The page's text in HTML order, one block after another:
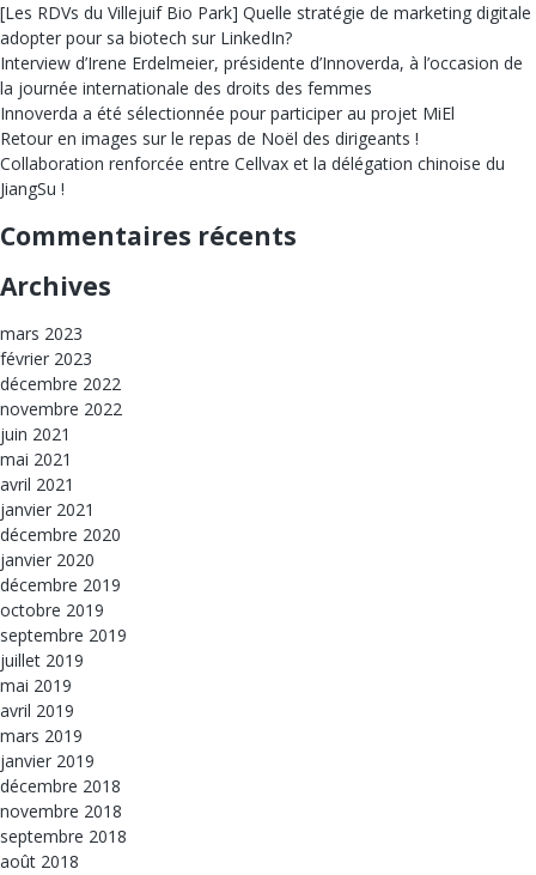
[Les RDVs du Villejuif Bio Park] Quelle stratégie de marketing digitale
adopter pour sa biotech sur LinkedIn?
Interview d’Irene Erdelmeier, présidente d’Innoverda, à l’occasion de
la journée internationale des droits des femmes
Innoverda a été sélectionnée pour participer au projet MiEl
Retour en images sur le repas de Noël des dirigeants !
Collaboration renforcée entre Cellvax et la délégation chinoise du
JiangSu !
Commentaires récents
Archives
mars 2023
février 2023
décembre 2022
novembre 2022
juin 2021
mai 2021
avril 2021
janvier 2021
décembre 2020
janvier 2020
décembre 2019
octobre 2019
septembre 2019
juillet 2019
mai 2019
avril 2019
mars 2019
janvier 2019
décembre 2018
novembre 2018
septembre 2018
août 2018